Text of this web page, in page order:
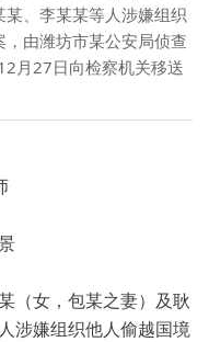
、李某某等人涉嫌组织
由潍坊市某公安局侦查
月27日向检察机关移送
女，包某之妻）及耿
涉嫌组织他人偷越国境